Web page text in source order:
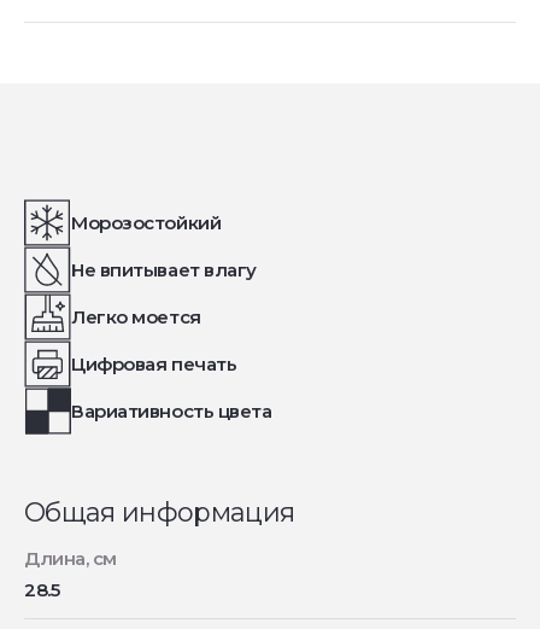
Морозостойкий
Не впитывает влагу
Легко моется
Цифровая печать
Вариативность цвета
Общая информация
Длина, см
28.5